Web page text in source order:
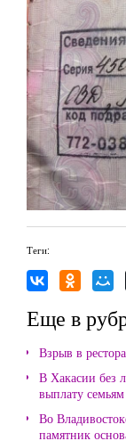
Теги:
Еще в
Взрыв в
В Хакасии без
выплату
Во
памятник